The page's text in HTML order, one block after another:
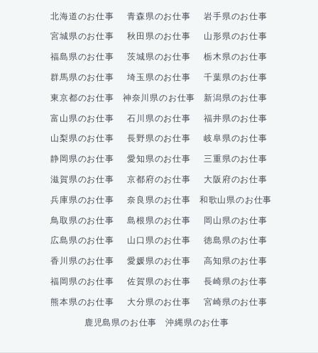
北海道のお仕事 青森県のお仕事 岩手県のお仕事
宮城県のお仕事 秋田県のお仕事 山形県のお仕事
福島県のお仕事 茨城県のお仕事 栃木県のお仕事
群馬県のお仕事 埼玉県のお仕事 千葉県のお仕事
東京都のお仕事 神奈川県のお仕事 新潟県のお仕事
富山県のお仕事 石川県のお仕事 福井県のお仕事
山梨県のお仕事 長野県のお仕事 岐阜県のお仕事
静岡県のお仕事 愛知県のお仕事 三重県のお仕事
滋賀県のお仕事 京都府のお仕事 大阪府のお仕事
兵庫県のお仕事 奈良県のお仕事 和歌山県のお仕事
鳥取県のお仕事 島根県のお仕事 岡山県のお仕事
広島県のお仕事 山口県のお仕事 徳島県のお仕事
香川県のお仕事 愛媛県のお仕事 高知県のお仕事
福岡県のお仕事 佐賀県のお仕事 長崎県のお仕事
熊本県のお仕事 大分県のお仕事 宮崎県のお仕事
鹿児島県のお仕事 沖縄県のお仕事